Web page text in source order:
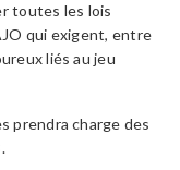
toutes les lois
qui exigent, entre
liés au jeu
prendra charge des